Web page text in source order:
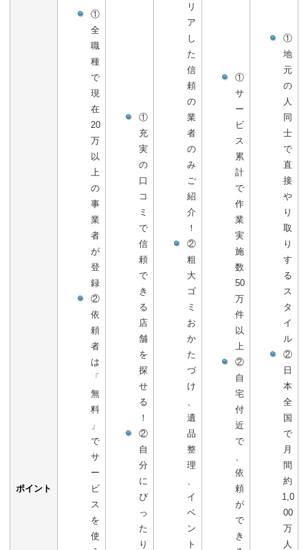
ポイント
①
全
職
種
で
現
在
20
万
以
上
の
事
業
者
が
登
録
②
依
頼
者
は
「
無
料
」
で
サ
ー
ビ
ス
を
使
①
充
実
の
口
コ
ミ
で
信
頼
で
き
る
店
舗
を
探
せ
る
！
②
自
分
に
ぴ
っ
た
り
リ
ア
し
た
信
頼
の
業
者
の
み
ご
紹
介
！
②
粗
大
ゴ
ミ
お
か
た
づ
け
遺
品
整
理
イ
ベ
ン
ト
①
サ
ー
ビ
ス
累
計
で
作
業
実
施
数
50
万
件
以
上
②
自
宅
付
近
で
依
頼
が
で
き
①
地
元
の
人
同
士
で
直
接
や
り
取
り
す
る
ス
タ
イ
ル
②
日
本
全
国
で
月
間
約
1,0
00
万
人